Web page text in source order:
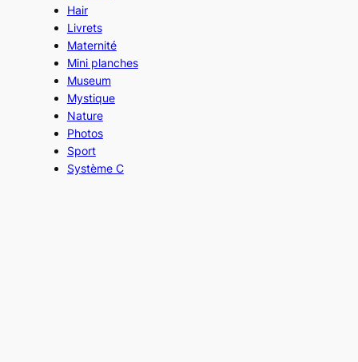
Hair
Livrets
Maternité
Mini planches
Museum
Mystique
Nature
Photos
Sport
Système C